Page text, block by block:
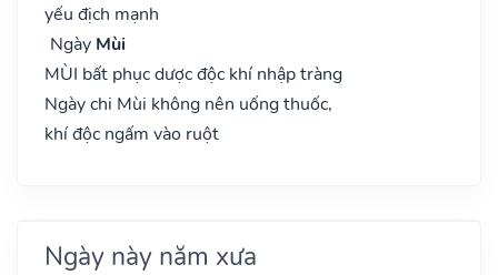
yếu địch mạnh
Ngày Mùi
MÙI bất phục dược độc khí nhập tràng
Ngày chi Mùi không nên uống thuốc,
khí độc ngấm vào ruột
Ngày này năm xưa